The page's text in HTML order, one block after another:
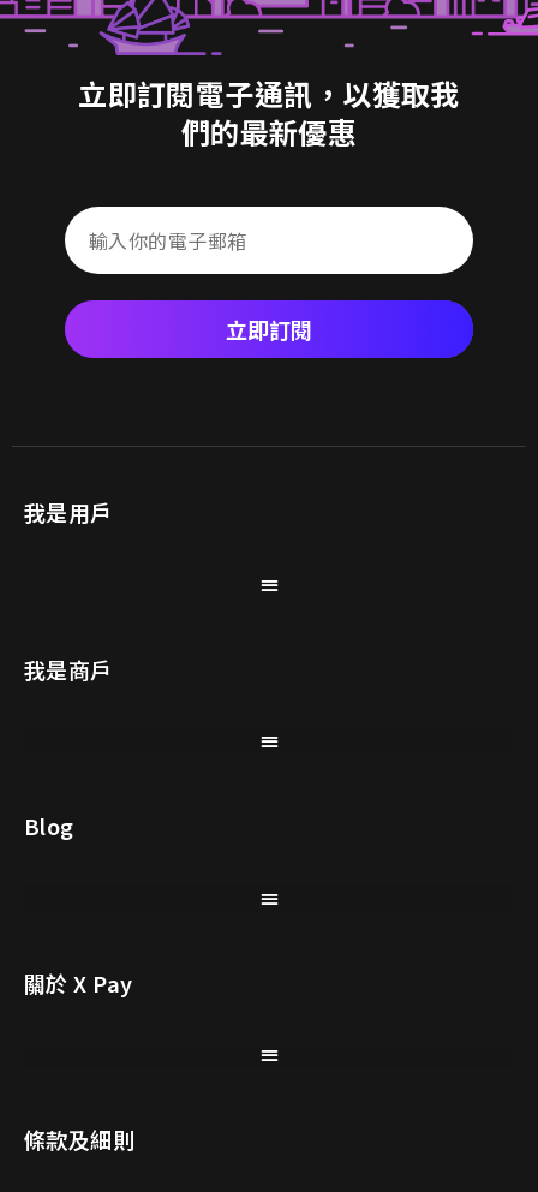
立即訂閱電子通訊，以獲取我
們的最新優惠
立即訂閱
我是用戶
我是商戶
Blog
關於 X Pay
條款及細則